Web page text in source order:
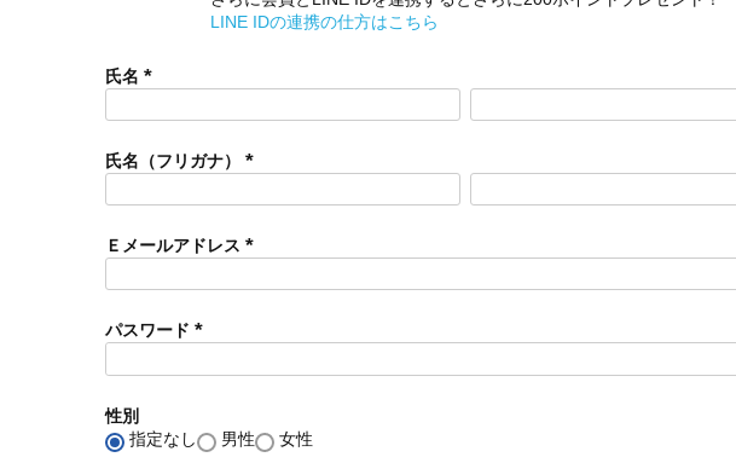
LINE IDの連携の仕方はこちら
氏名
必
)
氏名（フリガナ）
必
)
Ｅメールアドレス
必
)
パスワード
必
性別
指定なし
男性 女性